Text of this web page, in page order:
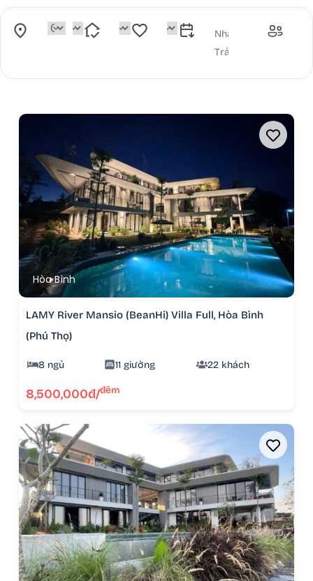
Hòa Bình
LAMY River Mansio (BeanHi) Villa Full, Hòa Bình
(Phú Thọ)
8 ngủ 11 giường 22 khách
8,500,000đ/đêm